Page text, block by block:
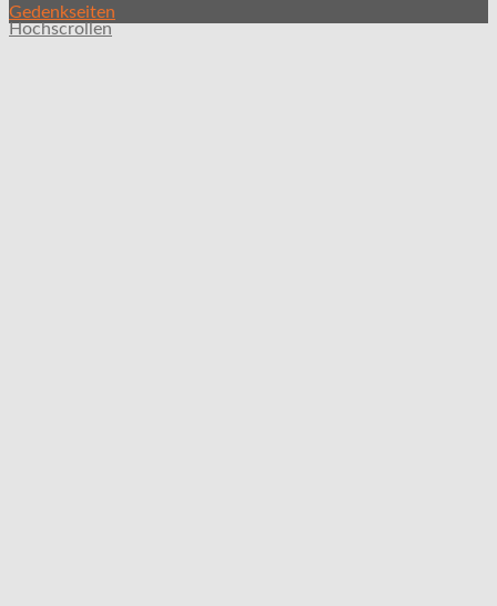
Gedenkseiten
Hochscrollen